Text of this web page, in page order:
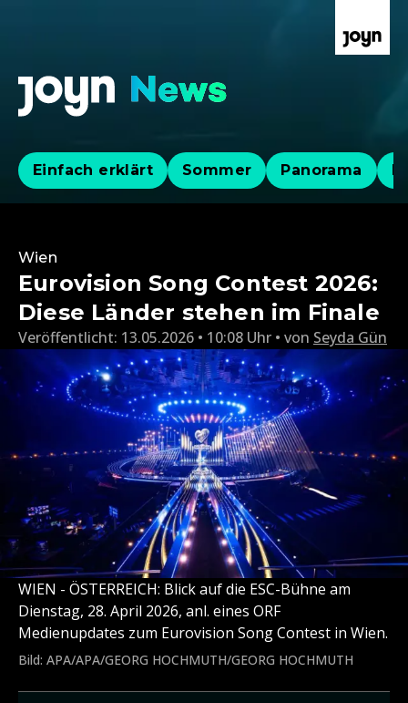
Einfach erklärt Sommer Panorama
Wien
Eurovision Song Contest 2026:
Diese Länder stehen im Finale
Veröffentlicht: 13.05.2026 • 10:08 Uhr von Seyda Gün
WIEN - ÖSTERREICH: Blick auf die ESC-Bühne am
Dienstag, 28. April 2026, anl. eines ORF
Medienupdates zum Eurovision Song Contest in Wien.
Bild: APA/APA/GEORG HOCHMUTH/GEORG HOCHMUTH